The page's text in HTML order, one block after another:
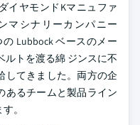
イヤモンドKマニュファ
マシナリーカンパニー
Lubbock ベースのメー
ルトを渡る綿 ジンスに不
してきました。両方の企
あるチームと製品ライン
。